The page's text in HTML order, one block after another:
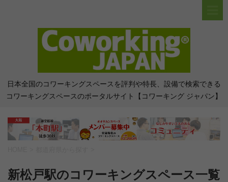
日本全国のコワーキングスペースを評判や特長、設備で検索できる
コワーキングスペースのポータルサイト【コワーキング ジャパン】
新松戸駅のコワーキングスペース一覧